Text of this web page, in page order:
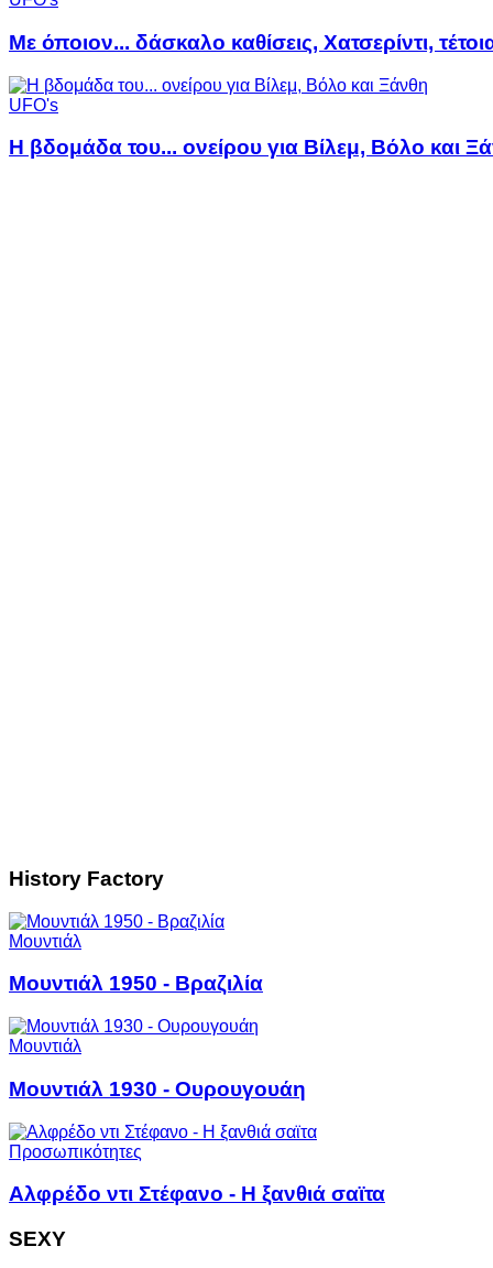
Με όποιον... δάσκαλο καθίσεις, Χατσερίντι,
UFO's
Η βδομάδα του... ονείρου για Βίλεμ, Βόλο και
History Factory
Μουντιάλ
Μουντιάλ 1950 - Βραζιλία
Μουντιάλ
Μουντιάλ 1930 - Ουρουγουάη
Προσωπικότητες
Αλφρέδο ντι Στέφανο - Η ξανθιά σαϊτα
SEXY